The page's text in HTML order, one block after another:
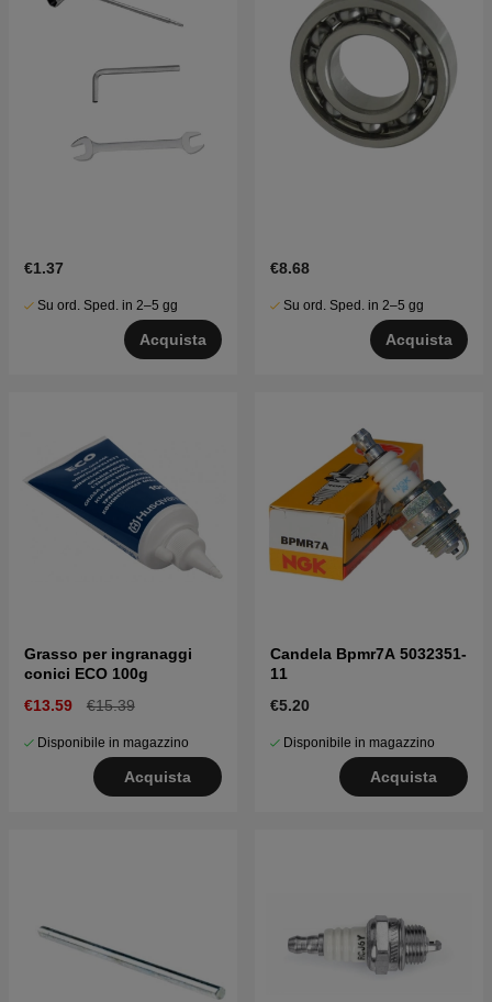
€1.37
Su ord. Sped. in 2–5 gg
Acquista
€8.68
Su ord. Sped. in 2–5 gg
Acquista
Grasso per ingranaggi
conici ECO 100g
€13.59
€15.39
Disponibile in magazzino
Acquista
Candela Bpmr7A 5032351-
11
€5.20
Disponibile in magazzino
Acquista